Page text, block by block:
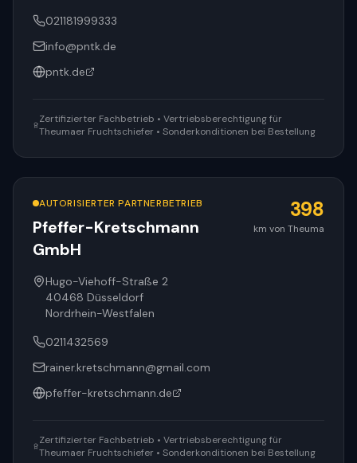
021181999333
info@pntk.de
pntk.de
Zertifizierter Fachbetrieb • Vertriebsberechtigung für
Theumaer Fruchtschiefer • Sonderkonditionen bei Bestellung
AUTORISIERTER PARTNERBETRIEB
Pfeffer-Kretschmann
GmbH
398
km von Theuma
Hugo-Viehoff-Straße 2
40468 Düsseldorf
Nordrhein-Westfalen
0211432569
rainer.kretschmann@gmail.com
pfeffer-kretschmann.de
Zertifizierter Fachbetrieb • Vertriebsberechtigung für
Theumaer Fruchtschiefer • Sonderkonditionen bei Bestellung